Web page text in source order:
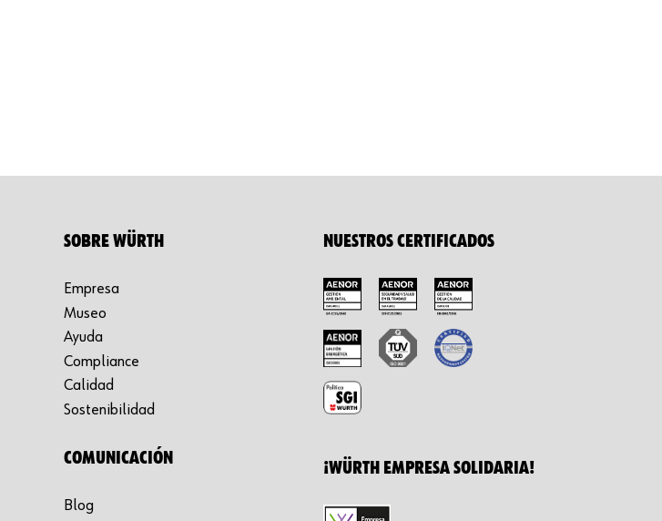
SOBRE WÜRTH
Empresa
Museo
Ayuda
Compliance
Calidad
Sostenibilidad
COMUNICACIÓN
Blog
NUESTROS CERTIFICADOS
¡WÜRTH EMPRESA SOLIDARIA!